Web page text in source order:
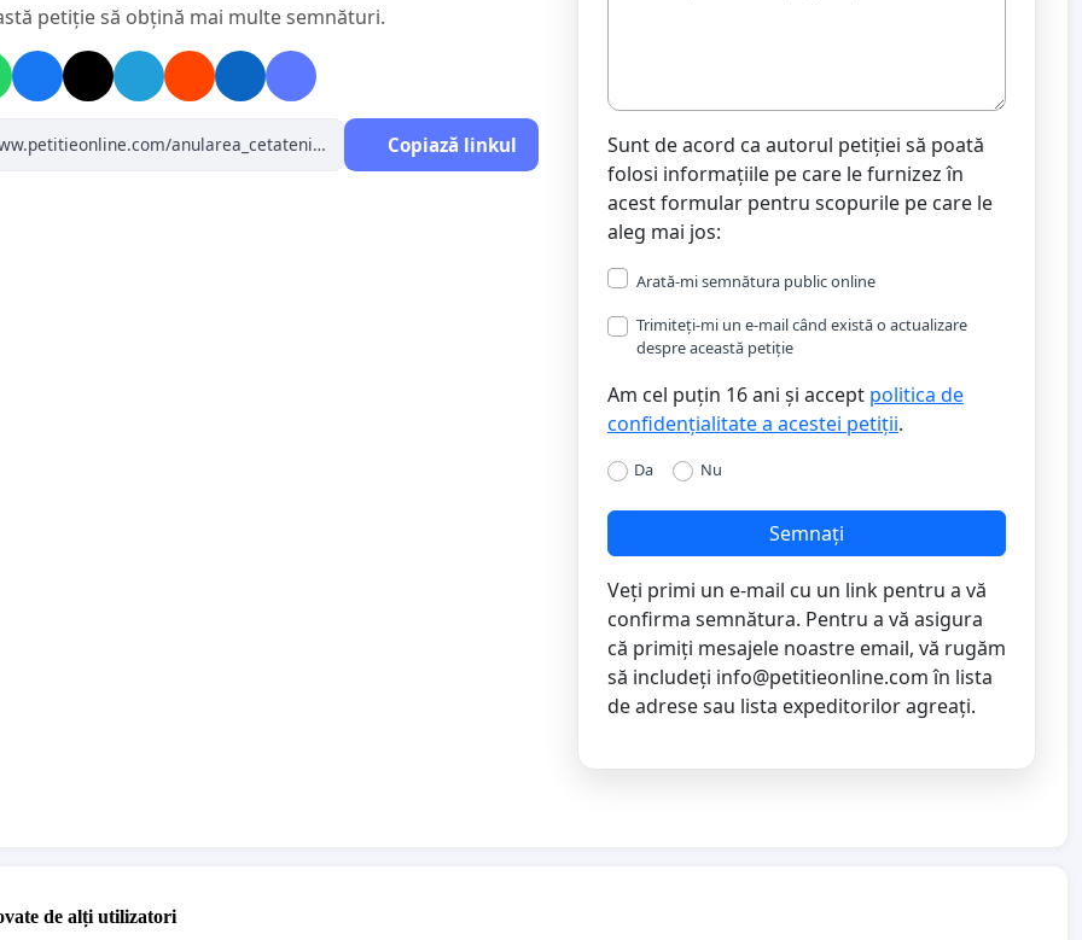
petiție să obțină mai multe semnături.
Copiază linkul
Sunt de acord ca autorul petiției să poată
folosi informațiile pe care le furnizez în
acest formular pentru scopurile pe care le
aleg mai jos:
Arată-mi semnătura public online
Trimiteți-mi un e-mail când există o actualizare
despre această petiție
Am cel puțin 16 ani și accept politica de
confidențialitate a acestei petiții.
Da Nu
Semnați
Veți primi un e-mail cu un link pentru a vă
confirma semnătura. Pentru a vă asigura
că primiți mesajele noastre email, vă rugăm
să includeți info@petitieonline.comîn lista
de adrese sau lista expeditorilor agreați.
de alți utilizatori